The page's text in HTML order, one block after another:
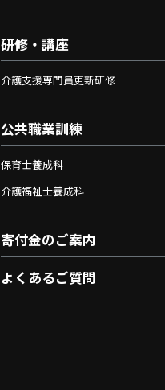
研修・講座
介護支援専門員更新研修
公共職業訓練
保育士養成科
介護福祉士養成科
寄付金のご案内
よくあるご質問